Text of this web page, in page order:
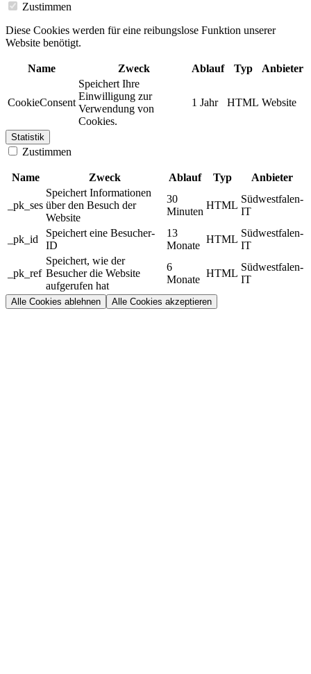
Zustimmen
Diese Cookies werden für eine reibungslose Funktion unserer
Website benötigt.
Name Zweck Ablauf Typ Anbieter
CookieConsent
Speichert Ihre
Einwilligung zur
Verwendung von
Cookies.
1 Jahr HTML Website
Statistik
Zustimmen
Name Zweck Ablauf Typ Anbieter
_pk_ses
Speichert Informationen
über den Besuch der
Website
30
Minuten
HTML
Südwestfalen-
IT
_pk_id
Speichert eine Besucher-
ID
13
Monate
HTML
Südwestfalen-
IT
_pk_ref
Speichert, wie der
Besucher die Website
aufgerufen hat
6
Monate
HTML
Südwestfalen-
IT
Alle Cookies ablehnen Alle Cookies akzeptieren